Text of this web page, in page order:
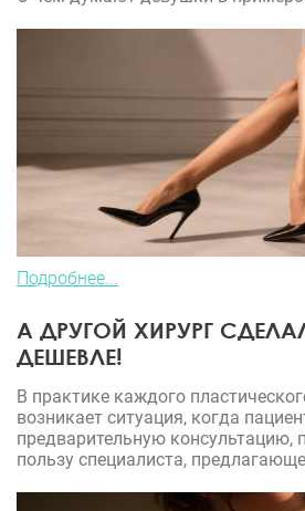
Подробнее...
А ДРУГОЙ ХИРУРГ
ДЕШЕВЛЕ!
В практике каждого
возникает ситуация, когда
предварительную консультацию,
пользу специалиста,